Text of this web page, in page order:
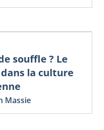
souffle ? Le
la culture
Massie